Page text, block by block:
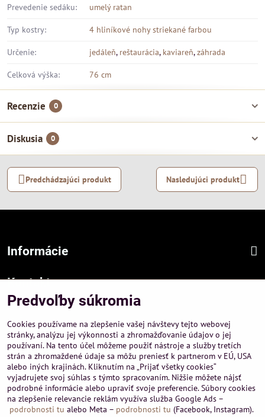
Prevedenie sedáku: umelý ratan
Typ kostry: 4 hliníkové nohy striekané farbou
Určenie: jedáleň, reštaurácia, kaviareň,záhrada
Celková výška: 76 cm
Recenzie 0
Diskusia 0
Predchádzajúci produkt Nasledujúci produkt
Informácie
Kontakt
Sídlo firmy :
Hurbanová 3807/21, 03601 Martin
Prevádzka a obchodné informácie :
A-PEMA, s.r.o.
Severná 14, 03601 Martin
+421 911 532545
+421 903 807209
Predvoľby súkromia
Cookies používame na zlepšenie vašej návštevy tejto webovej
stránky, analýzu jej výkonnosti a zhromažďovanie údajov o jej
používaní. Na tento účel môžeme použiť nástroje a služby tretích
strán a zhromaždené údaje sa môžu preniesť k partnerom v EÚ, USA
alebo iných krajinách. Kliknutím na „Prijať všetky cookies“
vyjadrujete svoj súhlas s týmto spracovaním. Nižšie môžete nájsť
podrobné informácie alebo upraviť svoje preferencie. Súbory cookies
na zlepšenie relevancie reklám využíva služba Google Ads –
podrobnosti tu alebo Meta – podrobnosti tu (Facebook, Instagram).